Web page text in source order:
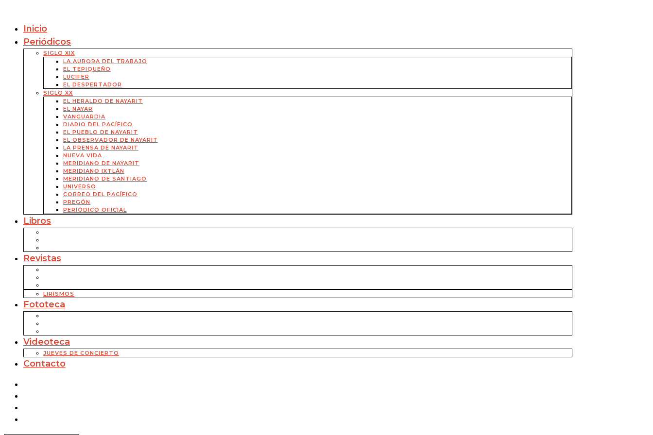
Inicio
Periódicos
SIGLO XIX
LA AURORA DEL TRABAJO
EL TEPIQUEÑO
LUCIFER
EL DESPERTADOR
SIGLO XX
EL HERALDO DE NAYARIT
EL NAYAR
VANGUARDIA
DIARIO DEL PACÍFICO
EL PUEBLO DE NAYARIT
EL OBSERVADOR DE NAYARIT
LA PRENSA DE NAYARIT
NUEVA VIDA
MERIDIANO DE NAYARIT
MERIDIANO IXTLÁN
MERIDIANO DE SANTIAGO
UNIVERSO
CORREO DEL PACÍFICO
PREGÓN
PERIÓDICO OFICIAL
Libros
Revistas
LIRISMOS
Fototeca
Videoteca
JUEVES DE CONCIERTO
Contacto